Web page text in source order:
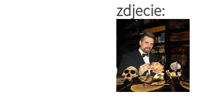
zdjecie: